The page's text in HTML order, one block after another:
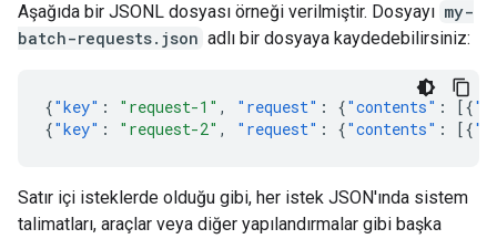
Aşağıda bir JSONL dosyası örneği verilmiştir. Dosyayı my-
batch-requests.json adlı bir dosyaya kaydedebilirsiniz:
{"key" : "request-1" , "request" : {"contents" : [{
{"key" : "request-2" , "request" : {"contents" : [{
Satır içi isteklerde olduğu gibi, her istek JSON'ında sistem
talimatları, araçlar veya diğer yapılandırmalar gibi başka